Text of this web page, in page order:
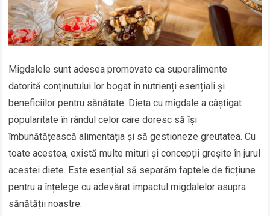
Migdalele sunt adesea promovate ca superalimente
datorită conținutului lor bogat în nutrienți esențiali și
beneficiilor pentru sănătate. Dieta cu migdale a câștigat
popularitate în rândul celor care doresc să își
îmbunătățească alimentația și să gestioneze greutatea. Cu
toate acestea, există multe mituri și concepții greșite în jurul
acestei diete. Este esențial să separăm faptele de ficțiune
pentru a înțelege cu adevărat impactul migdalelor asupra
sănătății noastre.